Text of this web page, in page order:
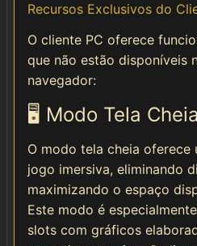
Recursos Exclusivos do
O cliente PC oferece
que não estão disponíveis
navegador:
🖥️ Modo Tela Cheia
O modo tela cheia oferece
jogo imersiva, eliminando
maximizando o espaço
Este modo é
slots com gráficos